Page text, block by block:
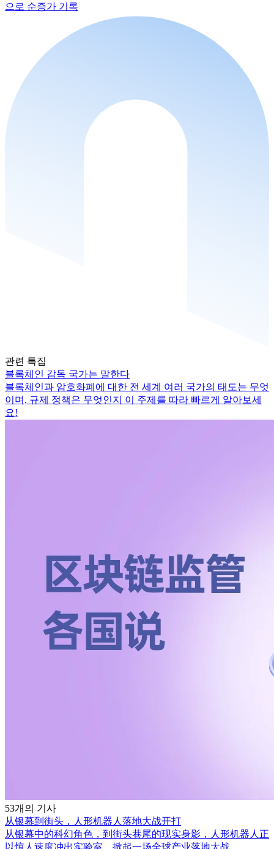
으로 순증가 기록
관련 특집
블록체인 감독 국가는 말한다
블록체인과 암호화폐에 대한 전 세계 여러 국가의 태도는 무엇
이며, 규제 정책은 무엇인지 이 주제를 따라 빠르게 알아보세
요!
53개의 기사
从银幕到街头，人形机器人落地大战开打
从银幕中的科幻角色，到街头巷尾的现实身影，人形机器人正
以惊人速度冲出实验室，掀起一场全球产业落地大战。